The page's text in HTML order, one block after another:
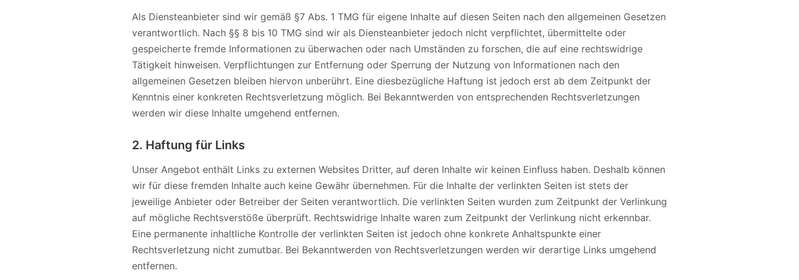
Als Diensteanbieter sind wir gemäß §7 Abs. 1 TMG für eigene Inhalte auf diesen Seiten nach den allgemeinen Gesetzen
verantwortlich. Nach §§ 8 bis 10 TMG sind wir als Diensteanbieter jedoch nicht verpflichtet, übermittelte oder
gespeicherte fremde Informationen zu überwachen oder nach Umständen zu forschen, die auf eine rechtswidrige
Tätigkeit hinweisen. Verpflichtungen zur Entfernung oder Sperrung der Nutzung von Informationen nach den
allgemeinen Gesetzen bleiben hiervon unberührt. Eine diesbezügliche Haftung ist jedoch erst ab dem Zeitpunkt der
Kenntnis einer konkreten Rechtsverletzung möglich. Bei Bekanntwerden von entsprechenden Rechtsverletzungen
werden wir diese Inhalte umgehend entfernen.
2. Haftung für Links
Unser Angebot enthält Links zu externen Websites Dritter, auf deren Inhalte wir keinen Einfluss haben. Deshalb können
wir für diese fremden Inhalte auch keine Gewähr übernehmen. Für die Inhalte der verlinkten Seiten ist stets der
jeweilige Anbieter oder Betreiber der Seiten verantwortlich. Die verlinkten Seiten wurden zum Zeitpunkt der Verlinkung
auf mögliche Rechtsverstöße überprüft. Rechtswidrige Inhalte waren zum Zeitpunkt der Verlinkung nicht erkennbar.
Eine permanente inhaltliche Kontrolle der verlinkten Seiten ist jedoch ohne konkrete Anhaltspunkte einer
Rechtsverletzung nicht zumutbar. Bei Bekanntwerden von Rechtsverletzungen werden wir derartige Links umgehend
entfernen.